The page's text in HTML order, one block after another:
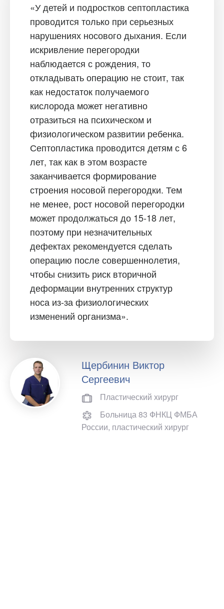
«У детей и подростков септопластика
проводится только при серьезных
нарушениях носового дыхания. Если
искривление перегородки
наблюдается с рождения, то
откладывать операцию не стоит, так
как недостаток получаемого
кислорода может негативно
отразиться на психическом и
физиологическом развитии ребенка.
Септопластика проводится детям с 6
лет, так как в этом возрасте
заканчивается формирование
строения носовой перегородки. Тем
не менее, рост носовой перегородки
может продолжаться до 15-18 лет,
поэтому при незначительных
дефектах рекомендуется сделать
операцию после совершеннолетия,
чтобы снизить риск вторичной
деформации внутренних структур
носа из-за физиологических
изменений организма».
Щербинин Виктор
Сергеевич
Пластический хирург
Больница 83 ФНКЦ ФМБА
России, пластический хирург